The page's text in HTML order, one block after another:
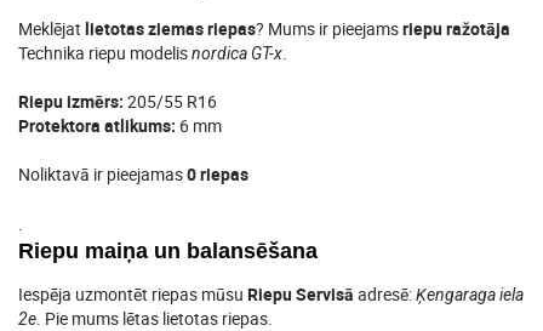
Meklējat lietotas ziemas riepas? Mums ir pieejamsriepu ražotāja
Technika riepu modelisnordica GT-x
Riepu izmērs: 205/55 R16
Protektora atlikums: 6 mm
Noliktavā ir pieejamas0 riepas
Riepu maiņa un balansēšana
Iespēja uzmontēt riepas mūsu Riepu Servisā adresē:Ķengaraga iela
2e . Pie mums lētas lietotas riepas.